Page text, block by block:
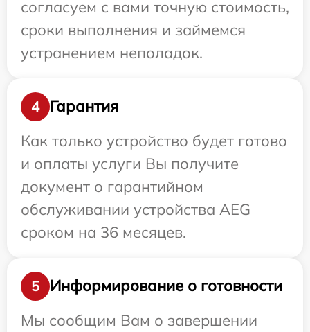
согласуем с вами точную стоимость,
сроки выполнения и займемся
устранением неполадок.
4
Гарантия
Как только устройство будет готово
и оплаты услуги Вы получите
документ о гарантийном
обслуживании устройства AEG
сроком на 36 месяцев.
5
Информирование о готовности
Мы сообщим Вам о завершении